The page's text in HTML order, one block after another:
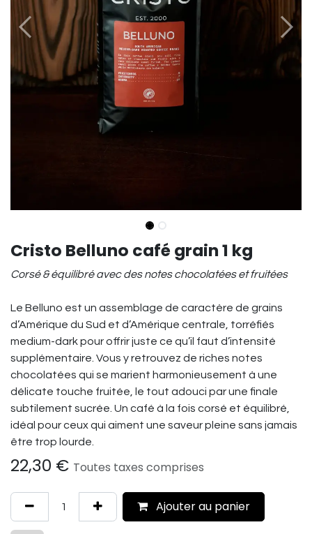
Cristo Belluno café grain 1 kg
Corsé & équilibré avec des notes chocolatées et fruitées
Le Belluno est un assemblage de caractère de grains
d’Amérique du Sud et d’Amérique centrale, torréfiés
medium-dark pour offrir juste ce qu’il faut d’intensité
supplémentaire. Vous y retrouvez de riches notes
chocolatées qui se marient harmonieusement à une
délicate touche fruitée, le tout adouci par une finale
subtilement sucrée. Un café à la fois corsé et équilibré,
idéal pour ceux qui aiment une saveur pleine sans jamais
être trop lourde.
22,30 € Toutes taxes comprises
Ajouter au panier